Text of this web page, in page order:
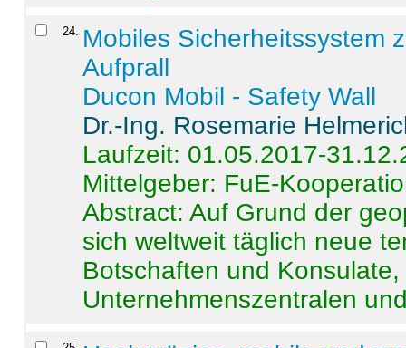
24. Mobiles Sicherheitssystem
Aufprall
Ducon Mobil - Safety Wall
Dr.-Ing. Rosemarie
Laufzeit: 01.05.2017-
Mittelgeber: FuE-
Abstract:Auf Grund der
sich weltweit täglich neue
Botschaften und
Unternehmenszentralen